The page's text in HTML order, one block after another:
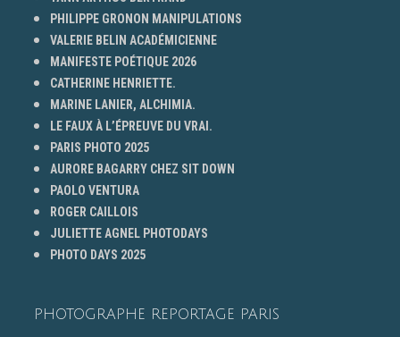
PHILIPPE GRONON MANIPULATIONS
VALERIE BELIN ACADÉMICIENNE
MANIFESTE POÉTIQUE 2026
CATHERINE HENRIETTE.
MARINE LANIER, ALCHIMIA.
LE FAUX À L’ÉPREUVE DU VRAI.
PARIS PHOTO 2025
AURORE BAGARRY CHEZ SIT DOWN
PAOLO VENTURA
ROGER CAILLOIS
JULIETTE AGNEL PHOTODAYS
PHOTO DAYS 2025
PHOTOGRAPHE REPORTAGE PARIS